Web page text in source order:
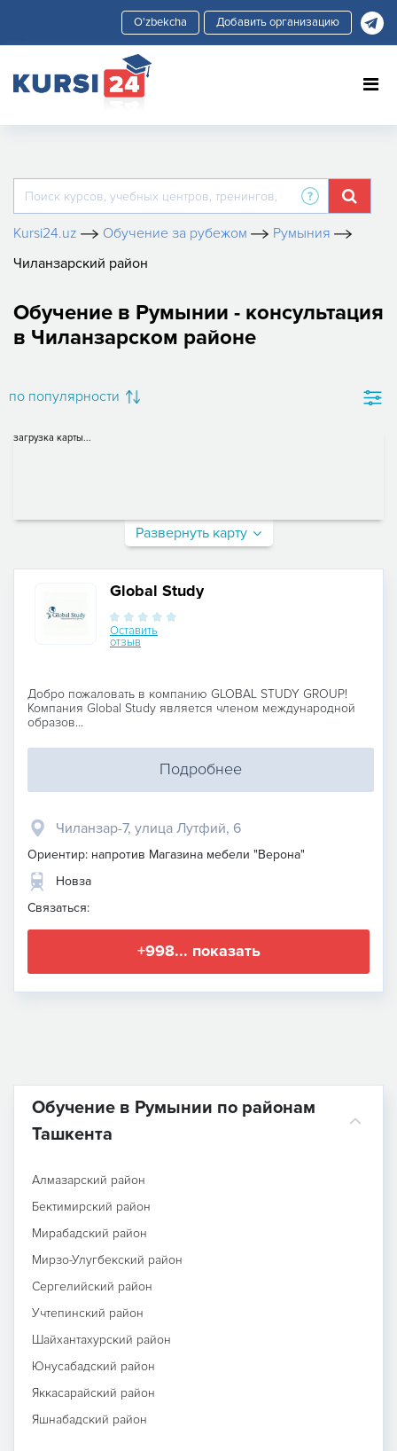
Добавить организацию
Kursi24.uz Обучение за рубежом
Румыния
Чиланзарский район
Обучение в Румынии - консультация
в Чиланзарском районе
по популярности
загрузка карты...
Развернуть карту
Global Study
Оставить
отзыв
Добро пожаловать в компанию GLOBAL STUDY GROUP!
Компания Global Study является членом международной
образов...
Подробнее
Чиланзар-7, улица Лутфий, 6
Ориентир: напротив Магазина мебели "Верона"
Новза
Связаться:
+998... показать
Обучение в Румынии по районам
Ташкента
Алмазарский район
Бектимирский район
Мирабадский район
Мирзо-Улугбекский район
Сергелийский район
Учтепинский район
Шайхантахурский район
Юнусабадский район
Яккасарайский район
Яшнабадский район